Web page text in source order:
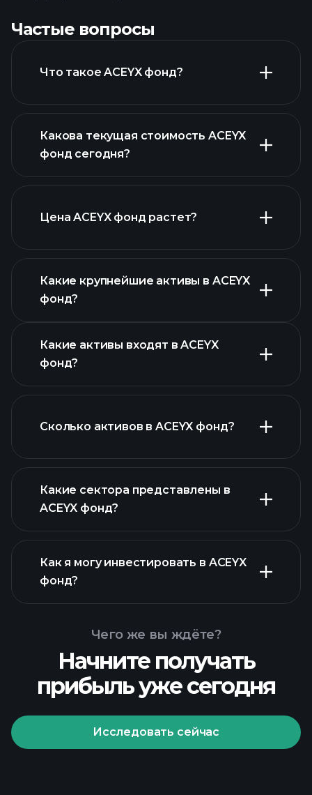
Частые вопросы
Что такое ACEYX фонд?
Какова текущая стоимость ACEYX
фонд сегодня?
расширенной диаграмме
Цена ACEYX фонд растет?
диаграмме ACEYX фонд
Какие крупнейшие активы в ACEYX
фонд?
Какие активы входят в ACEYX
фонд?
активов ACEYX фонд
Сколько активов в ACEYX фонд?
активов ACEYX фонд
Какие сектора представлены в
ACEYX фонд?
Как я могу инвестировать в ACEYX
фонд?
Playtrade
Чего же вы ждёте?
Начните получать
прибыль уже сегодня
Исследовать сейчас